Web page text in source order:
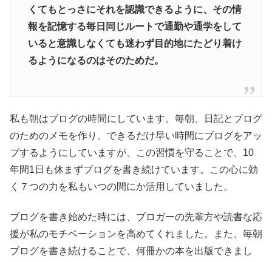
くてもとっさにそれを認識できるように、 その情
報を記憶する毎日同じルートで通勤や通学をして
いると意識しなくても迷わず目的地にたどり着け
るようになるのはそのためだ。
私も朝はブログの時間にしています。毎朝、日記とブログ
のためのメモを作り、できるだけ早い時間にブログをアッ
プするようにしていますが、この習慣を守ることで、10
年間1日も休まずブログを書き続けています。この心に効
く７つの力を私もいつの間にか活用していました。
ブログを書き始めた時には、ブロガーの先輩方や読書な応
援が私のモチベーションを高めてくれました。また、毎朝
ブログを書き続けることで、何冊かの本を出版できまし